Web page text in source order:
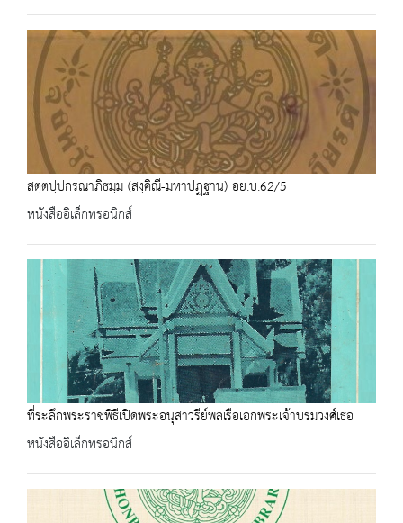
สตฺตปฺปกรณาภิธมฺม (สงฺคิณี-มหาปฏฺฐาน) อย.บ.62/5
หนังสืออิเล็กทรอนิกส์
ที่ระลึกพระราชพิธีเปิดพระอนุสาวรีย์พลเรือเอกพระเจ้าบรมวงศ์เธอ
หนังสืออิเล็กทรอนิกส์